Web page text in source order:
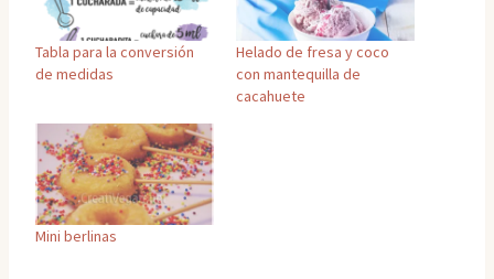
Tabla para la conversión
de medidas
Helado de fresa y coco
con mantequilla de
cacahuete
Mini berlinas